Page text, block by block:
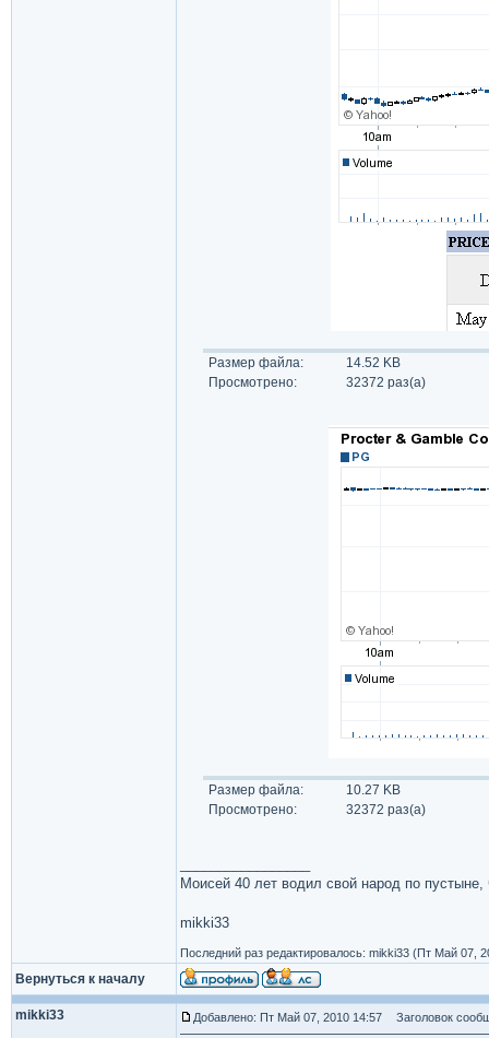
Размер файла:
14.52 KB
Просмотрено:
32372 раз(а)
Размер файла:
10.27 KB
Просмотрено:
32372 раз(а)
Моисей 40 лет водил свой народ по
mikki33
Последний раз редактировалось: mikki33 (Пт Май 07,
Вернуться к началу
mikki33 Добавлено: Пт Май 07, 2010 14:57 Заголовок